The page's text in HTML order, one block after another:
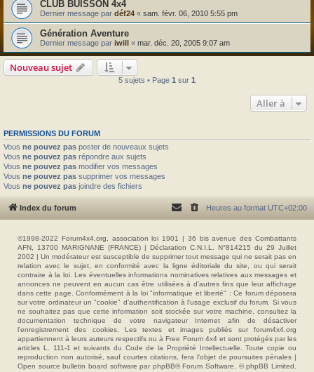
CLUB BUISSON 4x4
Dernier message par déf24 « sam. févr. 06, 2010 5:55 pm
Génération Aventure
Dernier message par iwill « mar. déc. 20, 2005 9:07 am
Nouveau sujet
5 sujets • Page 1 sur 1
Aller à
PERMISSIONS DU FORUM
Vous ne pouvez pas poster de nouveaux sujets
Vous ne pouvez pas répondre aux sujets
Vous ne pouvez pas modifier vos messages
Vous ne pouvez pas supprimer vos messages
Vous ne pouvez pas joindre des fichiers
Index du forum Heures au format UTC+02:00
©1998-2022 Forum4x4.org, association loi 1901 | 36 bis avenue des Combattants
AFN, 13700 MARIGNANE (FRANCE) | Déclaration C.N.I.L. N°814215 du 29 Juillet
2002 | Un modérateur est susceptible de supprimer tout message qui ne serait pas en
relation avec le sujet, en conformité avec la ligne éditoriale du site, ou qui serait
contraire à la loi. Les éventuelles informations nominatives relatives aux messages et
annonces ne peuvent en aucun cas être utilisées à d'autres fins que leur affichage
dans cette page. Conformément à la loi "informatique et liberté" : Ce forum déposera
sur votre ordinateur un "cookie" d’authentification à l'usage exclusif du forum. Si vous
ne souhaitez pas que cette information soit stockée sur votre machine, consultez la
documentation technique de votre navigateur Internet afin de désactiver
l'enregistrement des cookies. Les textes et images publiés sur forum4x4.org
appartiennent à leurs auteurs respectifs ou à Free Forum 4x4 et sont protégés par les
articles L. 111-1 et suivants du Code de la Propriété Intellectuelle. Toute copie ou
reproduction non autorisé, sauf courtes citations, fera l'objet de poursuites pénales |
Open source bulletin board software par phpBB® Forum Software, © phpBB Limited.